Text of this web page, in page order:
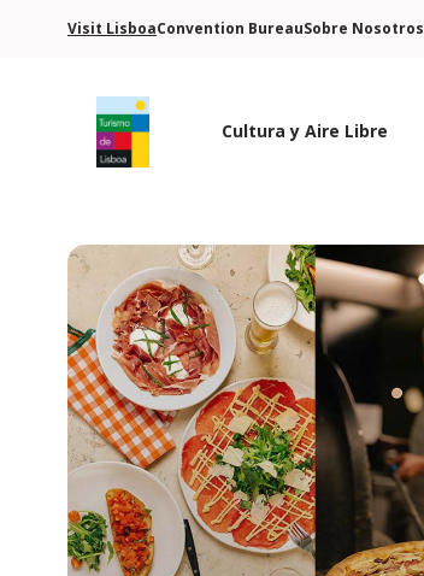
Visit LisboaConvention BureauSobre Nosotros
Cultura y Aire Libre